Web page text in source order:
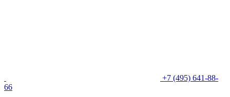
+7 (495) 641-88-
66